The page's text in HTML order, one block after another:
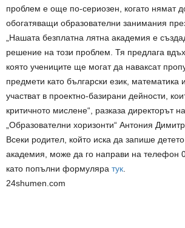
проблем е още по-сериозен, когато нямат
обогатяващи образователни занимания
„Нашата безплатна лятна академия е
решение на този проблем. Тя предлага
която учениците ще могат да наваксат
предмети като български език, математика
участват в проектно-базирани дейности,
критичното мислене“, разказа директорът
„Образователни хоризонти“ Антония
Всеки родител, който иска да запише
академия, може да го направи на телефон
като попълни формуляра тук.
24shumen.com